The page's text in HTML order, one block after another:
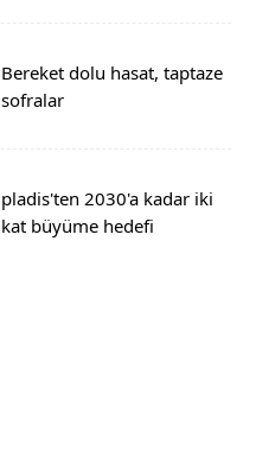
Bereket dolu hasat, taptaze
sofralar
pladis'ten 2030'a kadar iki
kat büyüme hedefi